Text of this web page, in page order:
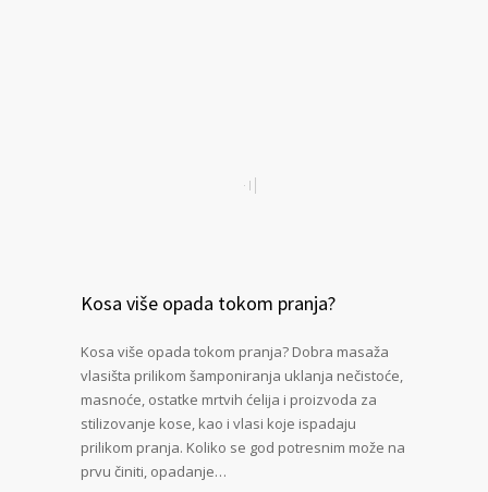
Kosa više opada tokom pranja?
Kosa više opada tokom pranja? Dobra masaža
vlasišta prilikom šamponiranja uklanja nečistoće,
masnoće, ostatke mrtvih ćelija i proizvoda za
stilizovanje kose, kao i vlasi koje ispadaju
prilikom pranja. Koliko se god potresnim može na
prvu činiti, opadanje…